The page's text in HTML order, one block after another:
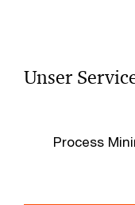
Unser
Process